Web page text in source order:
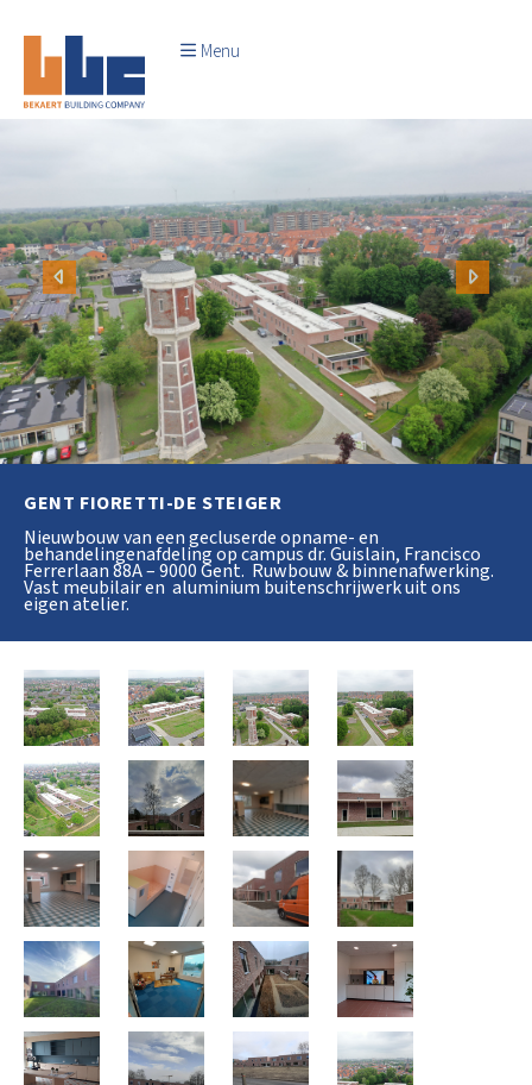
Menu
Vorige
GENT FIORETTI-DE STEIGER
Nieuwbouw van een gecluserde opname- en
behandelingenafdeling op campus dr. Guislain, Francisco
Ferrerlaan 88A – 9000 Gent. Ruwbouw & binnenafwerking.
Vast meubilair en aluminium buitenschrijwerk uit ons
eigen atelier.